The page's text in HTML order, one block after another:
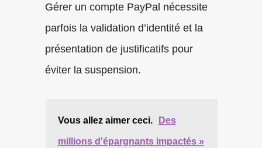
Gérer un compte PayPal nécessite
parfois la validation d’identité et la
présentation de justificatifs pour
éviter la suspension.
Vous allez aimer ceci. Des
millions d'épargnants impactés »